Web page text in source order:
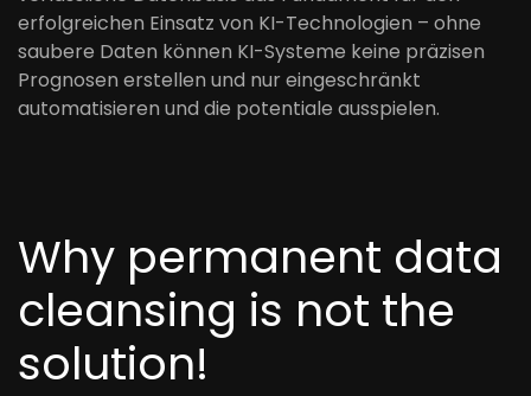
erfolgreichen Einsatz von KI-Technologien – ohne
saubere Daten können KI-Systeme keine präzisen
Prognosen erstellen und nur eingeschränkt
automatisieren und die potentiale ausspielen.
Why permanent data
cleansing is not the
solution!